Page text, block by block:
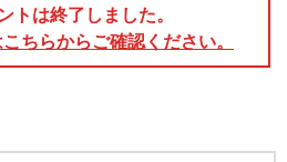
トは終了しました。
ちらからご確認ください。